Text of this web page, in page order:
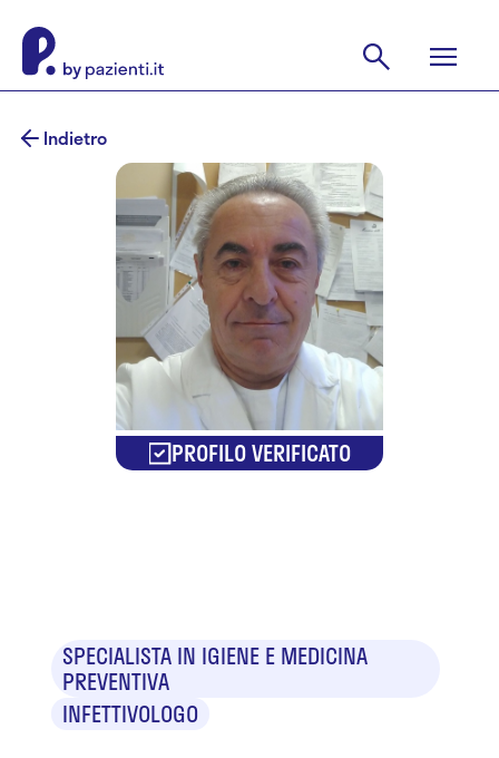
Indietro
PROFILO VERIFICATO
SPECIALISTA IN IGIENE E MEDICINA
PREVENTIVA
INFETTIVOLOGO